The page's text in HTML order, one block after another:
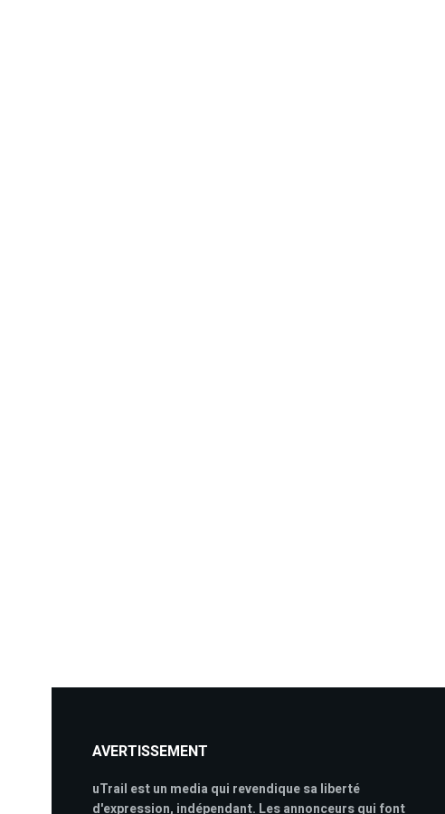
AVERTISSEMENT
uTrail est un media qui revendique sa liberté
d'expression, indépendant. Les annonceurs qui font